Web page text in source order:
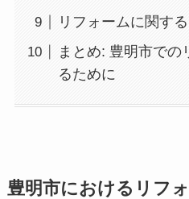
リフォームに関す
まとめ: 豊明市での
るために
豊明市におけるリフ